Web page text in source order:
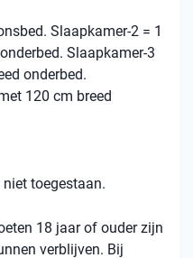
Slaapkamer-2 = 1
Slaapkamer-3
onderbed.
120 cm breed
toegestaan.
18 jaar of ouder zijn
verblijven. Bij